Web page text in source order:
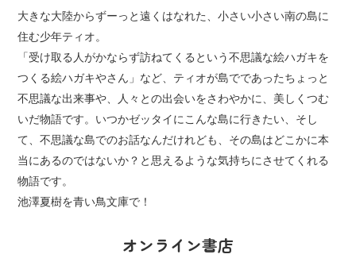
大きな大陸からずーっと遠くはなれた、小さい小さい南の島に
住む少年ティオ。
「受け取る人がかならず訪ねてくるという不思議な絵ハガキを
つくる絵ハガキやさん」など、ティオが島でであったちょっと
不思議な出来事や、人々との出会いをさわやかに、美しくつむ
いだ物語です。いつかゼッタイにこんな島に行きたい、そし
て、不思議な島でのお話なんだけれども、その島はどこかに本
当にあるのではないか？と思えるような気持ちにさせてくれる
物語です。
池澤夏樹を青い鳥文庫で！
オンライン書店